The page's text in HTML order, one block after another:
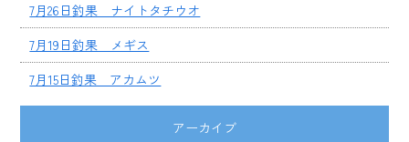
7月26日釣果 ナイトタチウオ
7月19日釣果 メギス
7月15日釣果 アカムツ
アーカイブ